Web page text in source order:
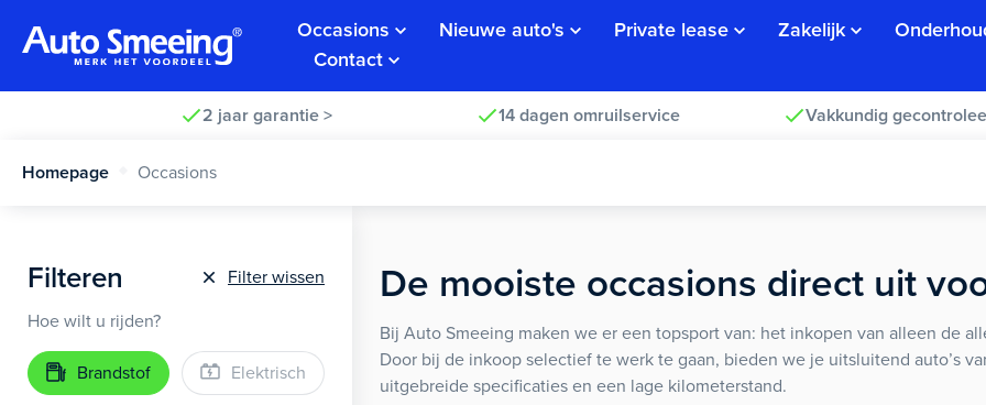
Occasions Nieuwe auto's Private lease Zakelijk
Contact
2 jaar garantie > 14 dagen omruilservice Vakkundig
Homepage Occasions
Filteren
Filter wissen
Hoe wilt u rijden?
Brandstof Elektrisch
De mooiste occasions direct uit
Bij Auto Smeeing maken we er een topsport van: het inkopen van alleen de
Door bij de inkoop selectief te werk te gaan, bieden we je uitsluitend auto’s
uitgebreide specificaties en een lage kilometerstand.